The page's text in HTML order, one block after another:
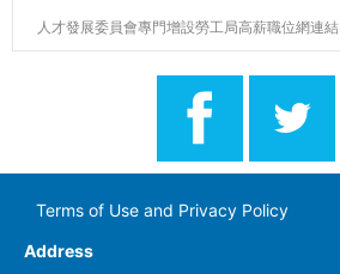
人才發展委員會專門增設勞工局高薪職位網連結
Terms of Use and Privacy Policy
Address